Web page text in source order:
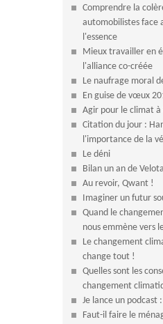
Comprendre la
automobilistes face
l'essence
Mieux travailler en
l'alliance co-créée
Le naufrage moral
En guise de vœux
Agir pour le climat
Citation du jour :
l'importance de la
Le déni
Bilan un an de
Au revoir, Qwant !
Imaginer un futur
Quand le
nous emmène vers
Le changement
change tout !
Quelles sont les
changement
Je lance un podcast
Faut-il faire le